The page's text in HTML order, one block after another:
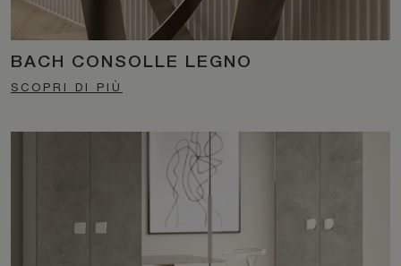
BACH CONSOLLE LEGNO
SCOPRI DI PIÙ